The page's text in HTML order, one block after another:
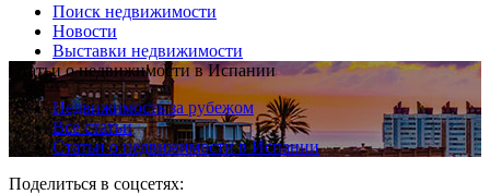
Поиск недвижимости
Новости
Выставки недвижимости
Статьи о недвижимости в Испании
Недвижимость за рубежом
Все статьи
Статьи о недвижимости в Испании
Поделиться в соцсетях: